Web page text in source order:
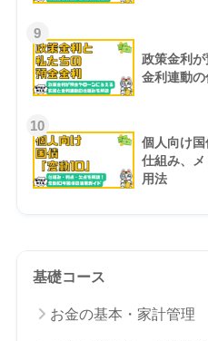
9
政策金利
金利連動
10
個人向け国
仕組み、
用法
基礎コース
お金の基本・家計管理